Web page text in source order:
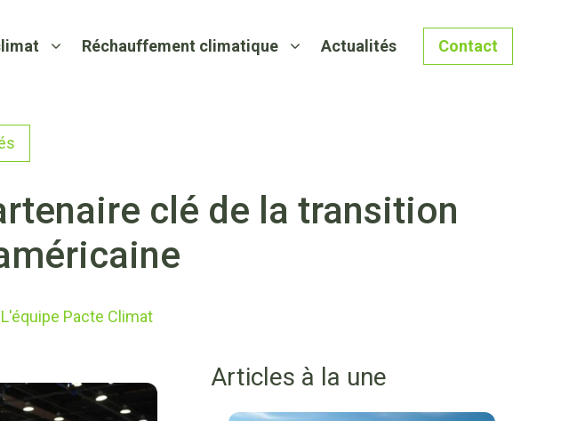
Réchauffement climatique Actualités Contact
clé de la transition
L'équipe Pacte Climat
Articles à la une